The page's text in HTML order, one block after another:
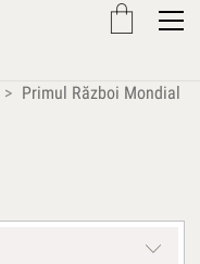
> Primul Război Mondial